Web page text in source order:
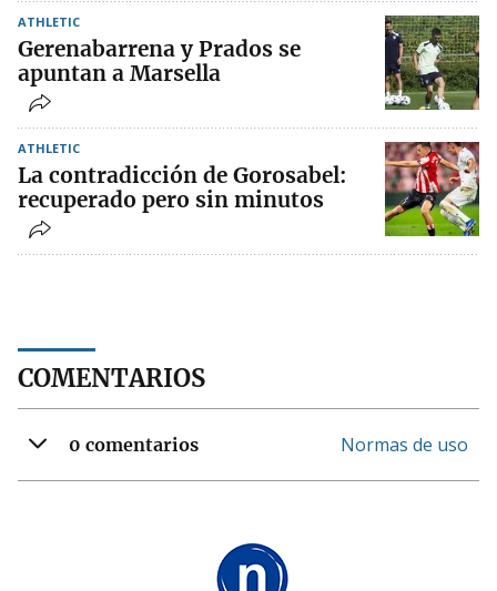
ATHLETIC
Gerenabarrena y Prados se
apuntan a Marsella
ATHLETIC
La contradicción de Gorosabel:
recuperado pero sin minutos
COMENTARIOS
0 comentarios Normas de uso